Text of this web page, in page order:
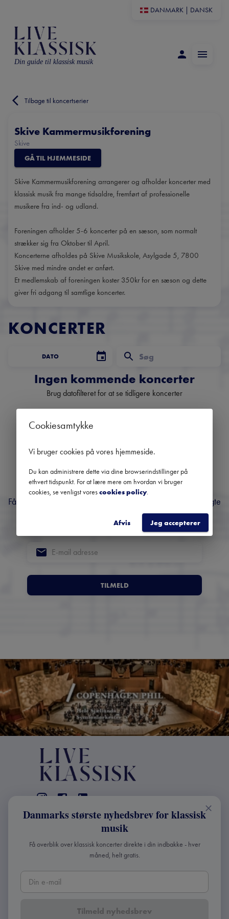
DANMARK DANSK
Din guide til klassisk musik
Tilbage til koncertserier
Skive Kammermusikforening
Skive
GÅ TIL HJEMMESIDE
Skive Kammermusikforening arrangerer og afholder koncerter med
klassisk musik fra mange tidsaldre, fremført af professionelle
musikere fra ind- og udland.
Foreningen afholder 5-6 koncerter på en sæson, som normalt
strækker sig fra Oktober til April.
Koncerterne afholdes på Skive Musikskole, Asylgade 5, 7800
Skive med mindre andet er anført.
Et medlemskab af foreningen koster 350kr for en sæson og dette
giver fri adgang til samtlige koncerter.
KONCERTER
DATO
Ingen kommende koncerter
Brug datofilteret for at se tidligere koncerter
nyhedsbrev om klassisk
musik
Få overblik over kommende koncerter, festivaler og udvalgte
anbefalinger fra hele landet.
TILMELD
KONTAKT
info@liveklassisk.dk
Live Klassisk ApS
CVR 41507780
2026Live Klassisk •Fortroligheds- og
Danmarks største nyhedsbrev for klassisk
musik
Få overblik over klassisk koncerter direkte i din indbakke - hver
måned, helt gratis.
Tilmeld nyhedsbrev
Cookiesamtykke
Vi bruger cookies på vores hjemmeside.
Du kan administrere dette via dine browserindstillinger på
ethvert tidspunkt. For at lære mere om hvordan vi bruger
cookies, se venligst vorescookies policy.
Afvis Jeg accepterer